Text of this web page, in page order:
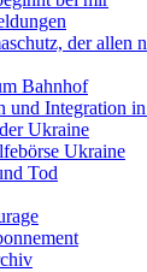
der allen
Bahnhof
und Integration
Ukraine
Ukraine
Tod